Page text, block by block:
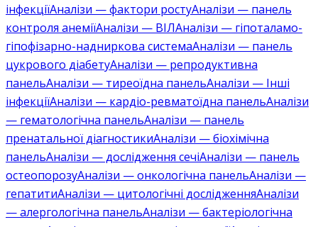
інфекціїАналізи — фактори ростуАналізи — панель
контроля анеміїАналізи — ВІЛАналізи — гіпоталамо-
гіпофізарно-надниркова системаАналізи — панель
цукрового діабетуАналізи — репродуктивна
панельАналізи — тиреоїдна панельАналізи — Інші
інфекціїАналізи — кардіо-ревматоїдна панельАналізи
— гематологічна панельАналізи — панель
пренатальної діагностикиАналізи — біохімічна
панельАналізи — дослідження сечіАналізи — панель
остеопорозуАналізи — онкологічна панельАналізи —
гепатитиАналізи — цитологічні дослідженняАналізи
— алергологічна панельАналізи — бактеріологічна